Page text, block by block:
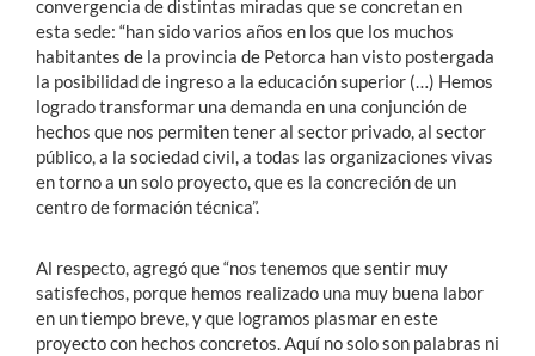
convergencia de distintas miradas que se concretan en
esta sede: “han sido varios años en los que los muchos
habitantes de la provincia de Petorca han visto postergada
la posibilidad de ingreso a la educación superior (…) Hemos
logrado transformar una demanda en una conjunción de
hechos que nos permiten tener al sector privado, al sector
público, a la sociedad civil, a todas las organizaciones vivas
en torno a un solo proyecto, que es la concreción de un
centro de formación técnica”.
Al respecto, agregó que “nos tenemos que sentir muy
satisfechos, porque hemos realizado una muy buena labor
en un tiempo breve, y que logramos plasmar en este
proyecto con hechos concretos. Aquí no solo son palabras ni